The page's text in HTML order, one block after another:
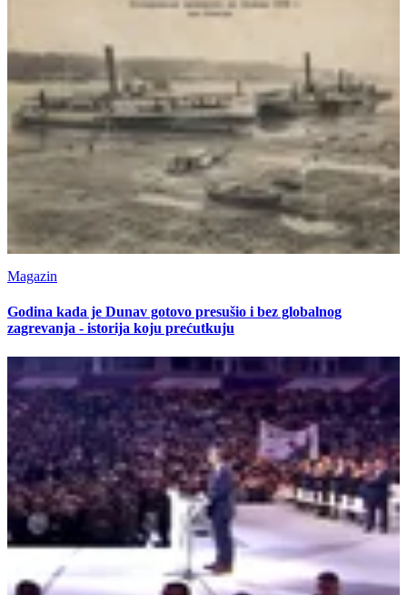
Magazin
Godina kada je Dunav gotovo presušio i bez globalnog
zagrevanja - istorija koju prećutkuju